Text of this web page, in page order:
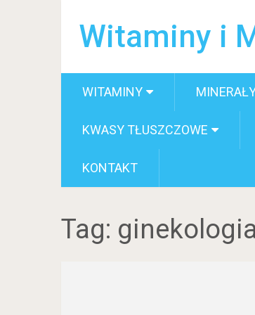
Witaminy i
WITAMINY
KWASY TŁUSZCZOWE
KONTAKT
Tag: